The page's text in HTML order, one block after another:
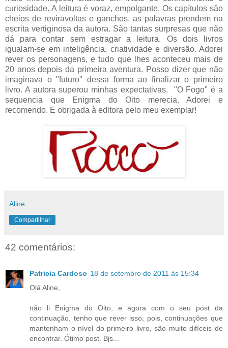
curiosidade. A leitura é voraz, empolgante. Os capítulos são
cheios de reviravoltas e ganchos, as palavras prendem na
escrita vertiginosa da autora. São tantas surpresas que não
dá para contar sem estragar a leitura. Os dois livros
igualam-se em inteligência, criatividade e diversão. Adorei
rever os personagens, e tudo que lhes aconteceu mais de
20 anos depois da primeira aventura. Posso dizer que não
imaginava o "futuro" dessa forma ao finalizar o primeiro
livro. A autora superou minhas expectativas. "O Fogo" é a
sequencia que Enigma do Oito merecia. Adorei e
recomendo. E obrigada à editora pelo meu exemplar!
Aline
Compartilhar
42 comentários:
Patricia Cardoso 18 de setembro de 2011 às 15:34
Olá Aline,
não li Enigma do Oito, e agora com o seu post da
continuação, tenho que rever isso, pois, continuações que
mantenham o nível do primeiro livro, são muito difíceis de
encontrar. Ótimo post. Bjs...